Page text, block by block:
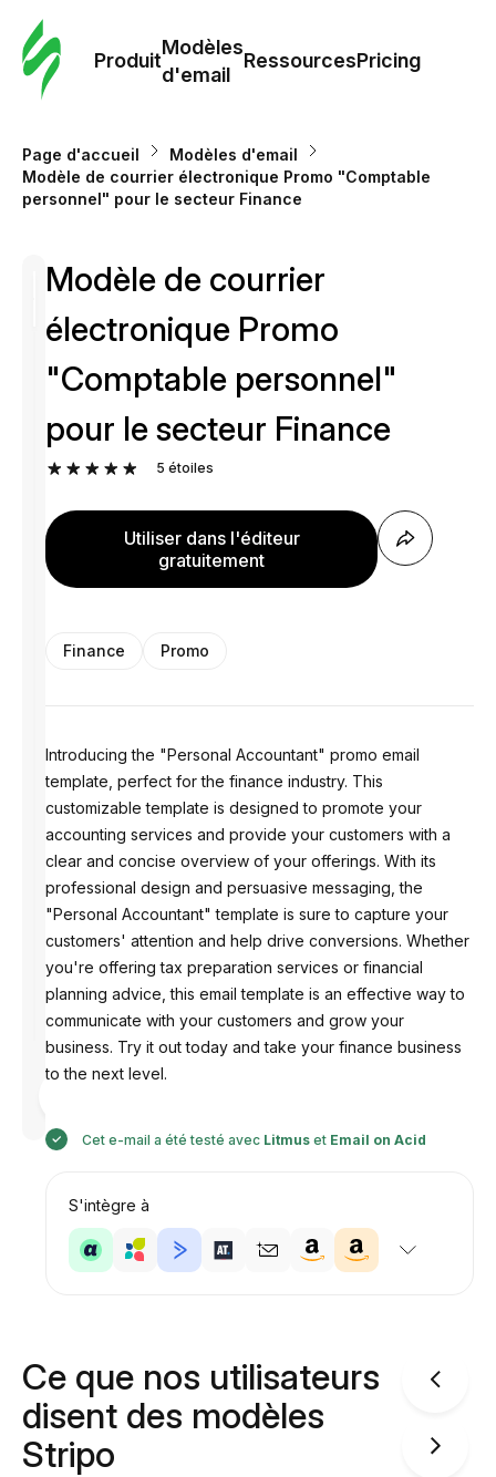
Produit
Modèles
d'email
RessourcesPricing
Page d'accueil
Modèles d'email
Modèle de courrier électronique Promo "Comptable
personnel" pour le secteur Finance
Modèle de courrier
électronique Promo
"Comptable personnel"
pour le secteur Finance
5 étoiles
Utiliser dans l'éditeur
gratuitement
Finance Promo
Introducing the "Personal Accountant" promo email
template, perfect for the finance industry. This
customizable template is designed to promote your
accounting services and provide your customers with a
clear and concise overview of your offerings. With its
professional design and persuasive messaging, the
"Personal Accountant" template is sure to capture your
customers' attention and help drive conversions. Whether
you're offering tax preparation services or financial
planning advice, this email template is an effective way to
communicate with your customers and grow your
business. Try it out today and take your finance business
to the next level.
Cet e-mail a été testé avec Litmus et Email on Acid
S'intègre à
Ce que nos utilisateurs
disent des modèles
Stripo